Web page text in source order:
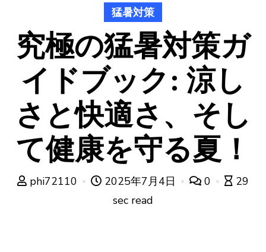
猛暑対策
究極の猛暑対策ガ
イドブック: 涼し
さと快適さ、そし
て健康を守る夏！
phi72110 2025年7月4日 0
29
sec read